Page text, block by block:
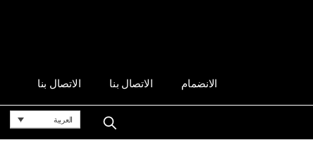
الانضمام الاتصال بنا الاتصال بنا
العربية